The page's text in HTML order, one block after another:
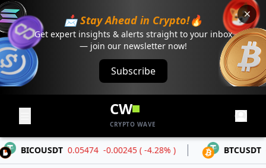
📩 Stay Ahead in Crypto!🔥
Get expert insights & alerts straight to your inbox
— join our newsletter now!
Subscribe
CW
CRYPTO WAVE
BICOUSDT 0.05474 -0.00245 ( -4.28% ) BTCUSDT